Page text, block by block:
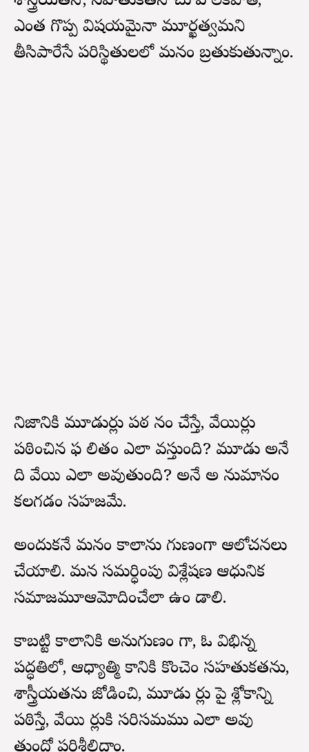
ఎంత గొప్ప విషయమైనా మూర్ఖత్వమని
తీసిపారేసే పరిస్థితులలో మనం బ్రతుకుతున్నాం.
నిజానికి మూడుసార్లు పఠ నం చేస్తే, వేయిసార్లు
పఠించిన ఫ లితం ఎలా వస్తుంది? మూడు అనే
ది వేయి ఎలా అవుతుంది? అనే అ నుమానం
కలగడం సహజమే.
అందుకనే మనం కాలాను గుణంగా ఆలోచనలు
చేయాలి. మన సమర్ధింపు విశ్లేషణ ఆధునిక
సమాజమూఆమోదించేలా ఉం డాలి.
కాబట్టి కాలానికి అనుగుణం గా, ఓ విభిన్న
పద్ధతిలో, ఆధ్యాత్మి కానికి కొంచెం సహతుకతను,
శాస్త్రీయతను జోడించి, మూడు సార్లు పై శ్లోకాన్ని
పఠిస్తే, వేయి సార్లుకి సరిసమము ఎలా అవు